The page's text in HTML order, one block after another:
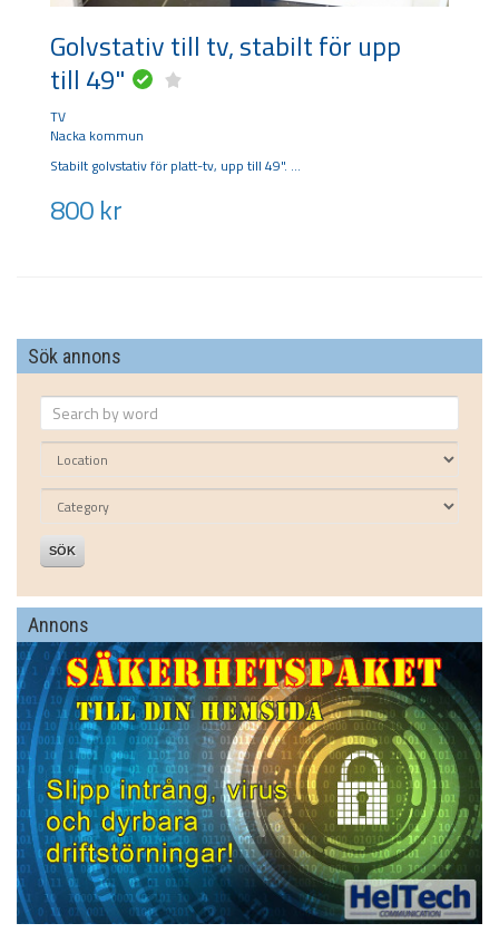
Golvstativ till tv, stabilt för upp
till 49"
TV
Nacka kommun
Stabilt golvstativ för platt-tv, upp till 49".
800kr
Sök annons
SÖK
Annons